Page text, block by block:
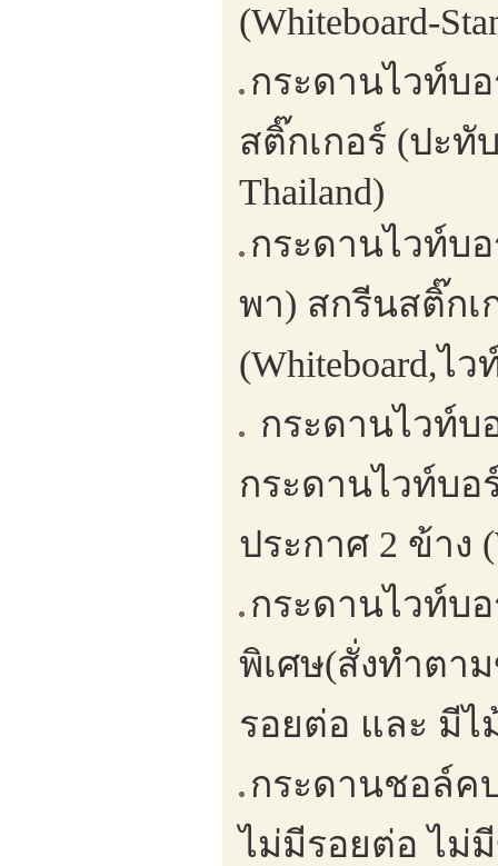
(Whiteboard-
กระดานไวท์บ
สติ๊กเกอร์ (ปะทั
Thailand)
กระดานไวท์บ
พา) สกรีนสติ๊ก
(Whiteboard,ไ
กระดานไวท์
กระดานไวท์บ
ประกาศ 2 ข้าง
กระดานไวท์บ
พิเศษ(สั่งทำตา
รอยต่อ และ มีไ
กระดานชอล์ค
ไม่มีรอยต่อ ไม่